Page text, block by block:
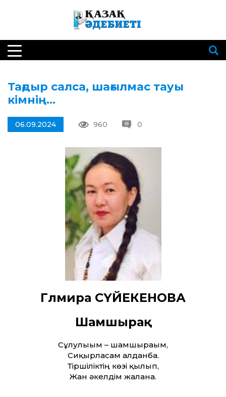
Тағдыр салса, шағылмас тауы
кімнің…
06.09.2024 960 0
Гүлмира СҮЙЕКЕНОВА
Шамшырақ
Сұлулығым – шамшырағым,
Сиқырласам алданба.
Тіршіліктің көзі қылып,
Жан әкелдім жалғанға.